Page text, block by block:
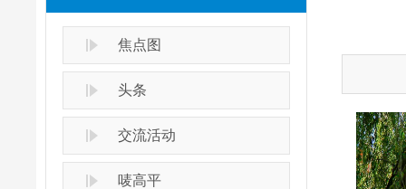
焦点图
头条
交流活动
唛高平